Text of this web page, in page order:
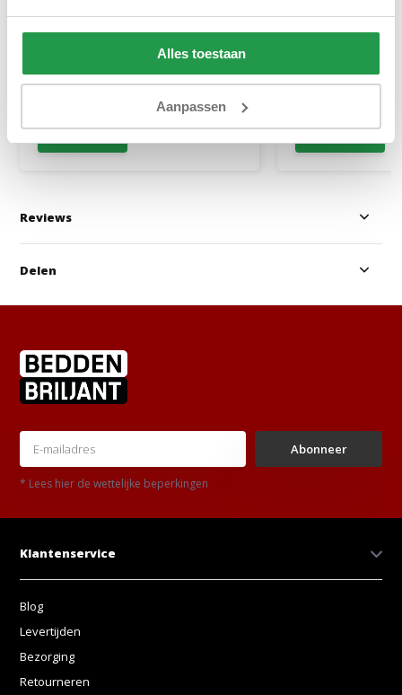
Alles toestaan
Aanpassen
Bekijken Bekijken
Reviews
Delen
Abonneer
* Lees hier de wettelijke beperkingen
Klantenservice
Blog
Levertijden
Bezorging
Retourneren